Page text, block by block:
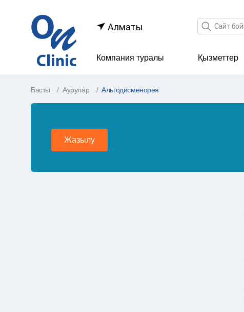
Алматы Іздеу өрісі
Компания туралы Қызметтер
Басты Аурулар Альгодисменорея
Жазылу